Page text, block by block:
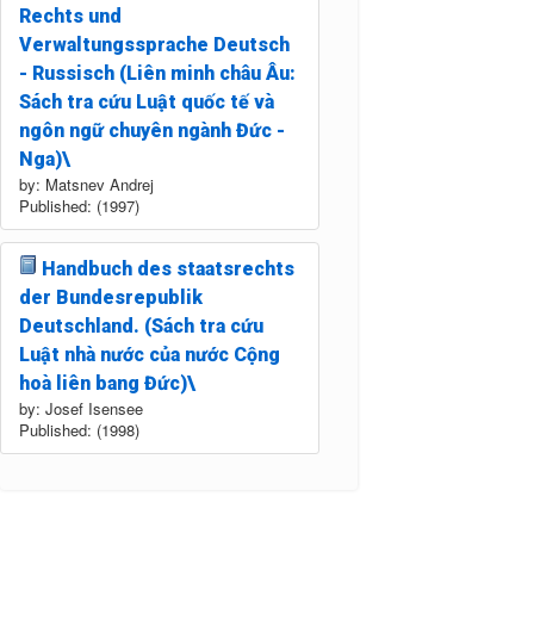
Rechts und
Verwaltungssprache Deutsch
- Russisch (Liên minh châu Âu:
Sách tra cứu Luật quốc tế và
ngôn ngữ chuyên ngành Đức -
Nga)\
by: Matsnev Andrej
Published: (1997)
Handbuch des staatsrechts
der Bundesrepublik
Deutschland. (Sách tra cứu
Luật nhà nước của nước Cộng
hoà liên bang Đức)\
by: Josef Isensee
Published: (1998)